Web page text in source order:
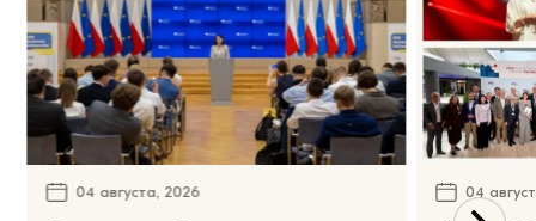
04 августа, 2026 04